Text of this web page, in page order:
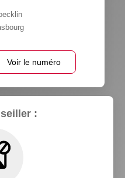
Voir le numéro
: